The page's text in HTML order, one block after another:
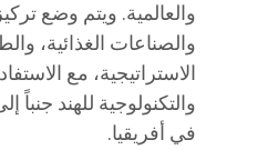
والعالمية. ويتم وضع
والصناعات الغذائية،
الاستراتيجية، مع
والتكنولوجية للهند
في أفريقيا.